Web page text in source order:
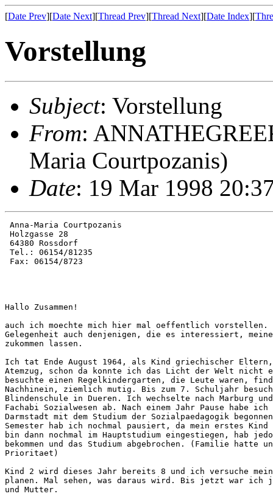
[Date Prev][Date Next][Thread Prev][Thread Next][Date Index][
Vorstellung
Subject: Vorstellung
From:
Maria Courtpozanis)
Date: 19 Mar 1998
Anna-Maria Courtpozanis
Holzgasse 28
64380 Rossdorf
Tel.: 06154/81235
Fax: 06154/8723
Hallo Zusammen!
auch ich moechte mich hier mal oeffentlich vorstellen.
Gelegenheit auch denjenigen, die es interessiert, meine
zukommen lassen.
Ich tat Ende August 1964, als Kind griechischer
Atemzug, schon da konnte ich das Licht der Welt nicht
besuchte einen Regelkindergarten, die Leute waren,
Nachhinein, ziemlich mutig. Bis zum 7. Schuljahr
Blindenschule in Dueren. Ich wechselte nach Marburg
Fachabi Sozialwesen ab. Nach einem Jahr Pause habe
Darmstadt mit dem Studium der Sozialpaedagogik
Semester hab ich nochmal pausiert, da mein erstes Kind
bin dann nochmal im Hauptstudium eingestiegen, hab
bekommen und das Studium abgebrochen. (Familie hatte
Prioritaet)
Kind 2 wird dieses Jahr bereits 8 und ich versuche
planen. Mal sehen, was daraus wird. Bis jetzt war ich
und Mutter.